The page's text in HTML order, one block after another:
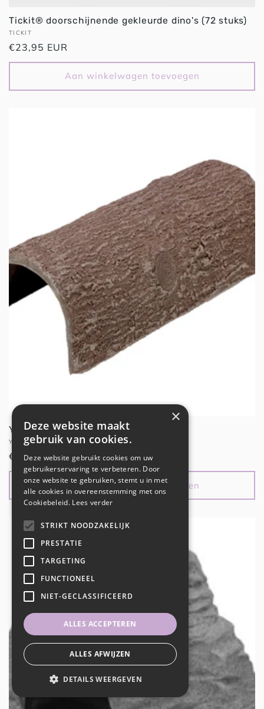
Tickit® doorschijnende gekleurde dino's (72 stuks)
Verkoper:
TICKIT
Normale
prijs
€23,95 EUR
Aan winkelwagen toevoegen
Yellow Door - holle speelboomstam
Verkoper:
YELLOW DOOR
Normale
prijs
€22,99 EUR
Aan winkelwagen toevoegen
×
Deze website maakt
gebruik van cookies.
Deze website gebruikt cookies om uw
gebruikerservaring te verbeteren. Door
onze website te gebruiken, stemt u in met
alle cookies in overeenstemming met ons
Cookiebeleid. Lees verder
STRIKT NOODZAKELIJK
PRESTATIE
TARGETING
FUNCTIONEEL
NIET-GECLASSIFICEERD
ALLES ACCEPTEREN
ALLES AFWIJZEN
DETAILS WEERGEVEN